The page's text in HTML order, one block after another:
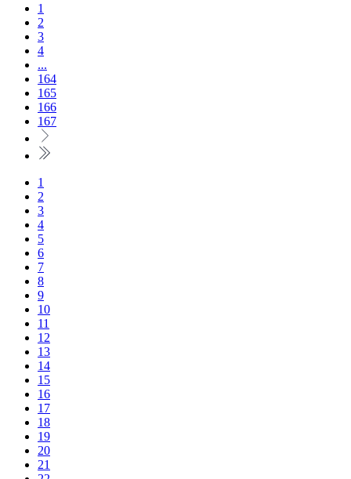
1
2
3
4
...
164
165
166
167
1
2
3
4
5
6
7
8
9
10
11
12
13
14
15
16
17
18
19
20
21